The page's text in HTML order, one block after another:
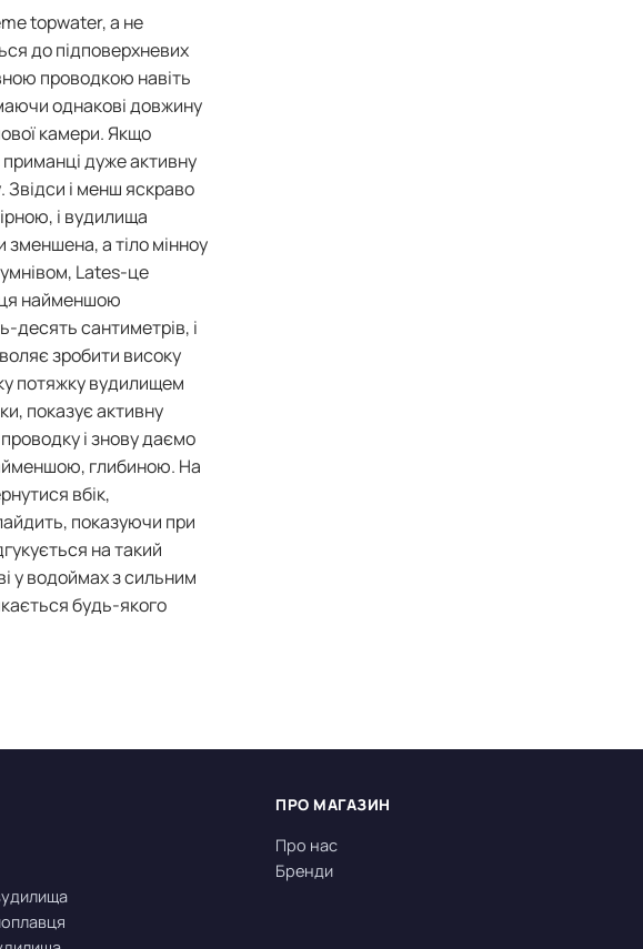
topwater, а не
до підповерхневих
проводкою навіть
однакові довжину
камери. Якщо
дуже активну
Звідси і менш яскраво
і вудилища
а тіло мінноу
Lates-це
найменшою
десять сантиметрів, і
зробити високу
потяжку вудилищем
показує активну
і знову даємо
глибиною. На
вбік,
показуючи при
на такий
у водоймах з сильним
будь-якого
ПРО МАГАЗИН
Про нас
Бренди